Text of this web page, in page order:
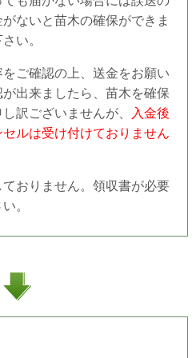
ないと苗木の確保ができま
い。
ご確認の上、送金をお願い
出来ましたら、苗木を確保
訳ございませんが、
入金後
ルは受け付けておりません
おりません。領収書が必要
。